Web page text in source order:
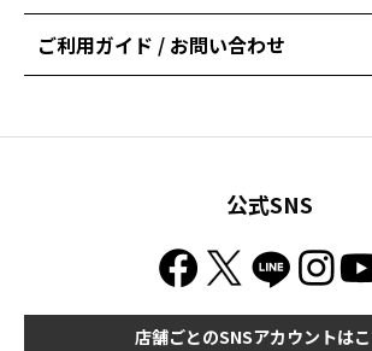
ご利用ガイド / お問い合わせ
公式SNS
店舗ごとのSNSアカウントは